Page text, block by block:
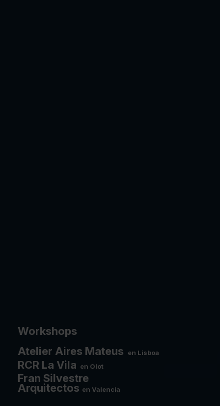
en Lisboa
Workshops
RCR La Vila en Olot
Fran Silvestre
Arquitectos en Valencia
Atelier Aires Mateus